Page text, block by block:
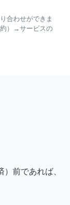
合わせができま
）→サービスの
前であれば、